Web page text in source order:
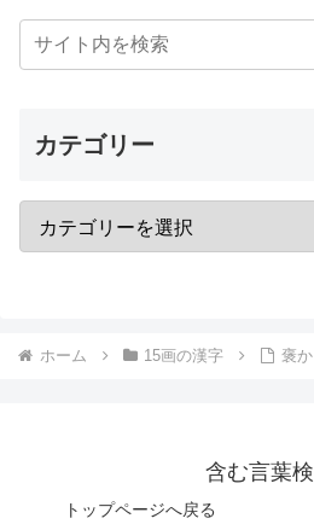
カテゴリー
ホーム 15画の漢字 褒
含む言葉
トップページへ戻る